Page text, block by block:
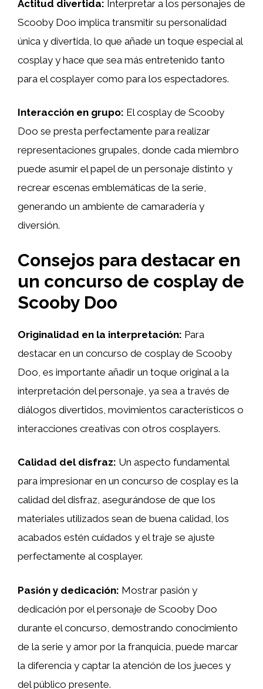
Actitud divertida: Interpretar a los personajes de
Scooby Doo implica transmitir su personalidad
única y divertida, lo que añade un toque especial al
cosplay y hace que sea más entretenido tanto
para el cosplayer como para los espectadores.
Interacción en grupo: El cosplay de Scooby
Doo se presta perfectamente para realizar
representaciones grupales, donde cada miembro
puede asumir el papel de un personaje distinto y
recrear escenas emblemáticas de la serie,
generando un ambiente de camaradería y
diversión.
Consejos para destacar en
un concurso de cosplay de
Scooby Doo
Originalidad en la interpretación: Para
destacar en un concurso de cosplay de Scooby
Doo, es importante añadir un toque original a la
interpretación del personaje, ya sea a través de
diálogos divertidos, movimientos característicos o
interacciones creativas con otros cosplayers.
Calidad del disfraz: Un aspecto fundamental
para impresionar en un concurso de cosplay es la
calidad del disfraz, asegurándose de que los
materiales utilizados sean de buena calidad, los
acabados estén cuidados y el traje se ajuste
perfectamente al cosplayer.
Pasión y dedicación: Mostrar pasión y
dedicación por el personaje de Scooby Doo
durante el concurso, demostrando conocimiento
de la serie y amor por la franquicia, puede marcar
la diferencia y captar la atención de los jueces y
del público presente.